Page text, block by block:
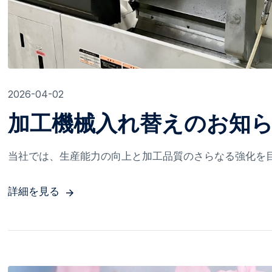
2026-04-02
加工機械入れ替えのお知
当社では、生産能力の向上と加工品質のさらなる強化を
詳細を見る